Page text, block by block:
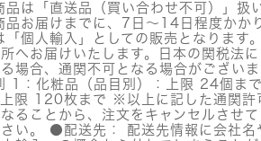
は「直送品（買い合わせ不可）」扱
お届けまでに、7日～14日程度かか
「個人輸入」としての販売となります
へお届けいたします。日本の関税法
場合、通関不可となる場合がござい
1：化粧品（品目別）：上限 24個ま
上限 120枚まで ※以上に記した通関許
ることから、注文をキャンセルさせて
い。 ●配送先： 配送先情報に会社名